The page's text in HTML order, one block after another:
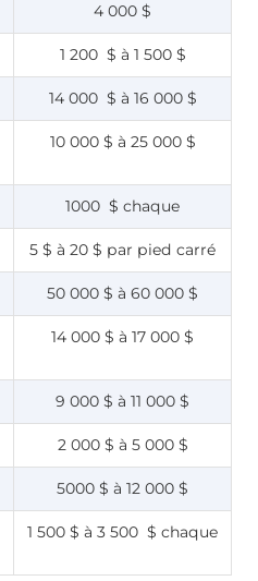
4 000 $
1 200 $ à 1 500 $
14 000 $ à 16 000 $
10 000 $ à 25 000 $
1000 $ chaque
5 $ à 20 $ par pied carré
50 000 $ à 60 000 $
14 000 $ à 17 000 $
9 000 $ à 11 000 $
2 000 $ à 5 000 $
5000 $ à 12 000 $
1 500 $ à 3 500 $ chaque